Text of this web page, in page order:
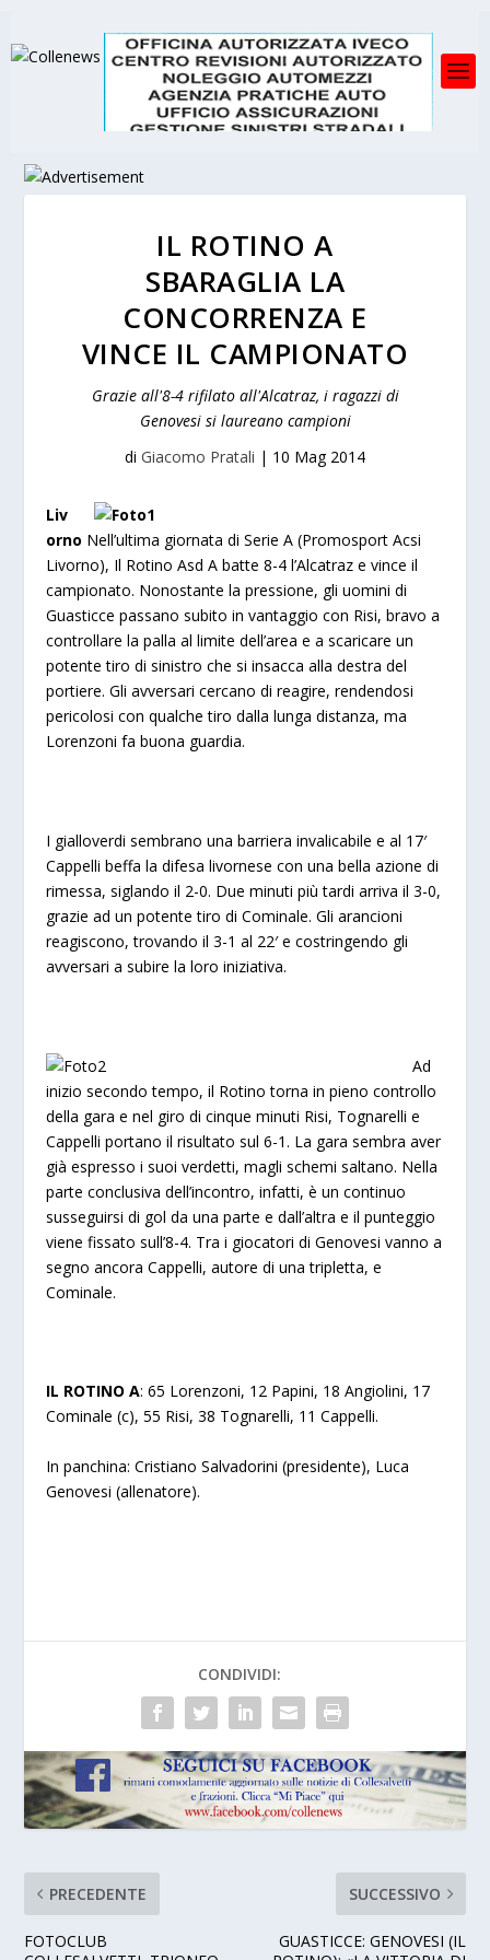
IL ROTINO A
SBARAGLIA LA
CONCORRENZA E
VINCE IL CAMPIONATO
Grazie all'8-4 rifilato all'Alcatraz, i ragazzi di
Genovesi si laureano campioni
di Giacomo Pratali | 10 Mag 2014
Liv
orno Nell’ultima giornata di Serie A (Promosport Acsi
Livorno), Il Rotino Asd A batte 8-4 l’Alcatraz e vince il
campionato. Nonostante la pressione, gli uomini di
Guasticce passano subito in vantaggio con Risi, bravo a
controllare la palla al limite dell’area e a scaricare un
potente tiro di sinistro che si insacca alla destra del
portiere. Gli avversari cercano di reagire, rendendosi
pericolosi con qualche tiro dalla lunga distanza, ma
Lorenzoni fa buona guardia.
I gialloverdi sembrano una barriera invalicabile e al 17′
Cappelli beffa la difesa livornese con una bella azione di
rimessa, siglando il 2-0. Due minuti più tardi arriva il 3-0,
grazie ad un potente tiro di Cominale. Gli arancioni
reagiscono, trovando il 3-1 al 22′ e costringendo gli
avversari a subire la loro iniziativa.
Ad
inizio secondo tempo, il Rotino torna in pieno controllo
della gara e nel giro di cinque minuti Risi, Tognarelli e
Cappelli portano il risultato sul 6-1. La gara sembra aver
già espresso i suoi verdetti, magli schemi saltano. Nella
parte conclusiva dell’incontro, infatti, è un continuo
susseguirsi di gol da una parte e dall’altra e il punteggio
viene fissato sull’8-4. Tra i giocatori di Genovesi vanno a
segno ancora Cappelli, autore di una tripletta, e
Cominale.
IL ROTINO A: 65 Lorenzoni, 12 Papini, 18 Angiolini, 17
Cominale (c), 55 Risi, 38 Tognarelli, 11 Cappelli.
In panchina: Cristiano Salvadorini (presidente), Luca
Genovesi (allenatore).
CONDIVIDI:
PRECEDENTE
FOTOCLUB
SUCCESSIVO
GUASTICCE: GENOVESI (IL